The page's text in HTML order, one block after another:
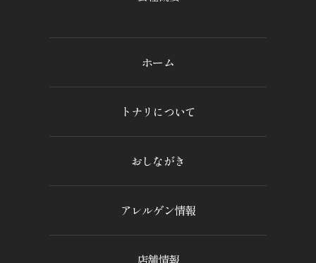
ホーム
トナリについて
おしながき
アレルゲン情報